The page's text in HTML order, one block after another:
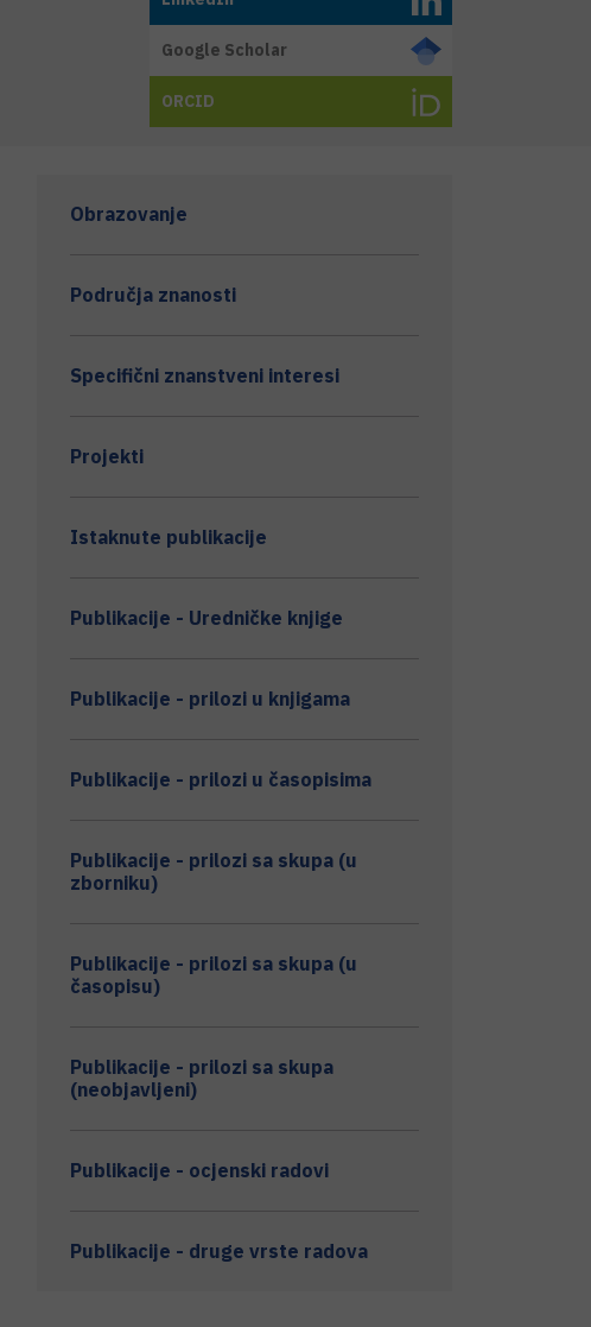
Google Scholar
ORCID
Obrazovanje
Područja znanosti
Specifični znanstveni interesi
Projekti
Istaknute publikacije
Publikacije - Uredničke knjige
Publikacije - prilozi u knjigama
Publikacije - prilozi u časopisima
Publikacije - prilozi sa skupa (u
zborniku)
Publikacije - prilozi sa skupa (u
časopisu)
Publikacije - prilozi sa skupa
(neobjavljeni)
Publikacije - ocjenski radovi
Publikacije - druge vrste radova